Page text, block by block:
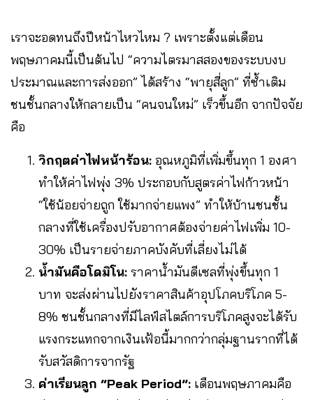
เราจะอดทนถึงปีหน้าไหวไหม ? เพราะตั้งแต่เดือน
พฤษภาคมนี้เป็นต้นไป “ความไตรมาสสองของระบบงบ
ประมาณและการส่งออก” ได้สร้าง “พายุสี่ลูก” ที่ซ้ำเติม
ชนชั้นกลางให้กลายเป็น “คนจนใหม่” เร็วขึ้นอีก จากปัจจัย
คือ
วิกฤตค่าไฟหน้าร้อน: อุณหภูมิที่เพิ่มขึ้นทุก 1 องศา
ทำให้ค่าไฟพุ่ง 3% ประกอบกับสูตรค่าไฟก้าวหน้า
“ใช้น้อยจ่ายถูก ใช้มากจ่ายแพง” ทำให้บ้านชนชั้น
กลางที่ใช้เครื่องปรับอากาศต้องจ่ายค่าไฟเพิ่ม 10-
30% เป็นรายจ่ายภาคบังคับที่เลี่ยงไม่ได้
น้ำมันคือโดมิโน: ราคาน้ำมันดีเซลที่พุ่งขึ้นทุก 1
บาท จะส่งผ่านไปยังราคาสินค้าอุปโภคบริโภค 5-
8% ชนชั้นกลางที่มีไลฟ์สไตล์การบริโภคสูงจะได้รับ
แรงกระแทกจากเงินเฟ้อนี้มากกว่ากลุ่มฐานรากที่ได้
รับสวัสดิการจากรัฐ
ค่าเรียนลูก “Peak Period”: เดือนพฤษภาคมคือ